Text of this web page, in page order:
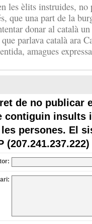
les èlits instruides,
que una part de la
donar al català
parlava català ara
amagues
de no publicar
contiguin insults
persones. El